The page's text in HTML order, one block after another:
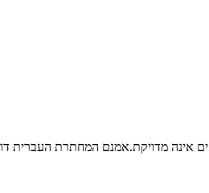
אינה מדויקת.אמנם המחתרת העברית